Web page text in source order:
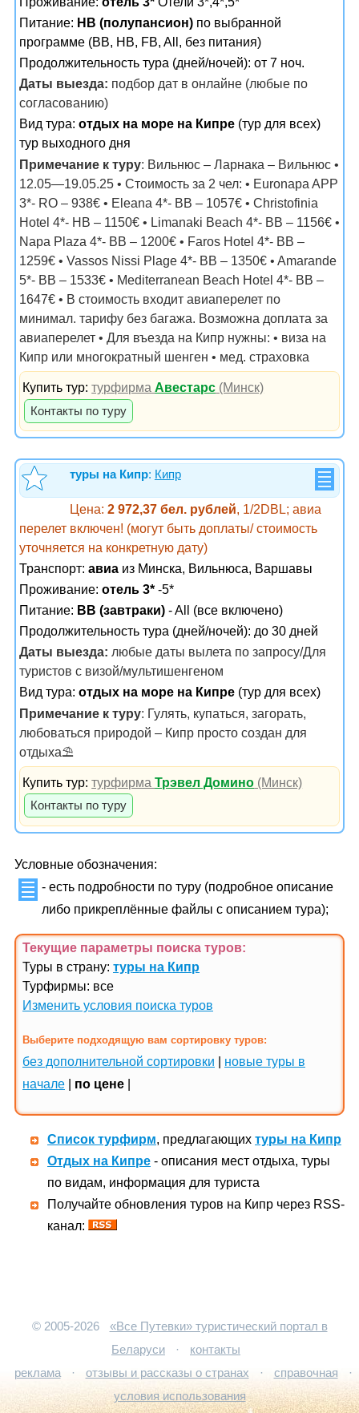
Питание: HB (полупансион) по выбранной
программе (ВВ, НВ, FB, All, без питания)
Продолжительность тура (дней/ночей): от 7 ноч.
Даты выезда: подбор дат в онлайне (любые по
согласованию)
Вид тура: отдых на море на Кипре (тур для всех)
тур выходного дня
Примечание к туру: Вильнюс – Ларнака – Вильнюс •
12.05—19.05.25 • Стоимость за 2 чел: • Euronapa APP
3*- RO – 938€ • Eleana 4*- BB – 1057€ • Christofinia
Hotel 4*- HB – 1150€ • Limanaki Beach 4*- BB – 1156€ •
Napa Plaza 4*- BB – 1200€ • Faros Hotel 4*- BB –
1259€ • Vassos Nissi Plage 4*- BB – 1350€ • Amarande
5*- BB – 1533€ • Mediterranean Beach Hotel 4*- BB –
1647€ • В стоимость входит авиаперелет по
минимал. тарифу без багажа. Возможна доплата за
авиаперелет • Для въезда на Кипр нужны: • виза на
Кипр или многократный шенген • мед. страховка
Купить тур:турфирмаАвестарс (Минск)
Контакты по туру
туры на Кипр: Кипр
Цена: 2 972,37 бел. рублей, 1/2DBL; авиа
перелет включен! (могут быть доплаты/ стоимость
уточняется на конкретную дату)
Транспорт: авиа из Минска, Вильнюса, Варшавы
Проживание: отель 3* -5*
Питание: BB (завтраки) - All (все включено)
Продолжительность тура (дней/ночей): до 30 дней
Даты выезда: любые даты вылета по запросу/Для
туристов с визой/мультишенгеном
Вид тура: отдых на море на Кипре (тур для всех)
Примечание к туру: Гулять, купаться, загорать,
любоваться природой – Кипр просто создан для
отдыха⛱
Купить тур:турфирмаТрэвел Домино (Минск)
Контакты по туру
Условные обозначения:
- есть подробности по туру (подробное описание
либо прикреплённые файлы с описанием тура);
Текущие параметры поиска туров:
Туры в страну: туры на Кипр
Турфирмы: все
Изменить условия поиска туров
Выберите подходящую вам сортировку туров:
без дополнительной сортировки
новые туры в
начале
по цене
Список турфирм, предлагающих туры на Кипр
Отдых на Кипре - описания мест отдыха, туры
по видам, информация для туриста
Получайте обновления туров на Кипр через RSS-
канал:
© 2005-2026
«Все Путевки» туристический портал в
Беларуси
·
контакты
реклама
· отзывы и рассказы о странах · справочная
·
условия использования